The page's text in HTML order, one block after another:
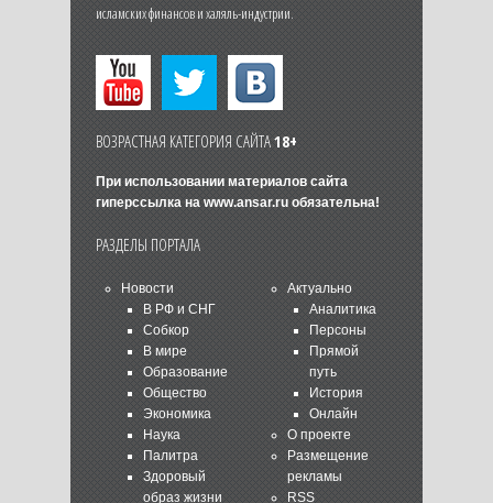
исламских финансов и халяль-индустрии.
ВОЗРАСТНАЯ КАТЕГОРИЯ САЙТА18+
При использовании материалов сайта
гиперссылка на www.ansar.ruобязательна!
РАЗДЕЛЫ ПОРТАЛА
Новости
В РФ и СНГ
Собкор
В мире
Образование
Общество
Экономика
Наука
Палитра
Здоровый
образ жизни
Актуально
Аналитика
Персоны
Прямой
путь
История
Онлайн
О проекте
Размещение
рекламы
RSS